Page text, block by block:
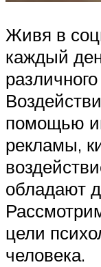
Живя в
каждый
помощью
рекламы,
обладают
цели
человека.